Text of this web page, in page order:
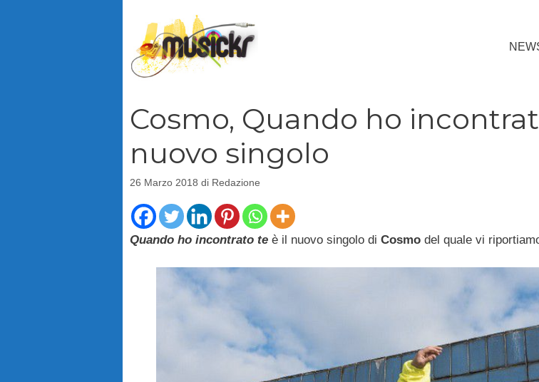
Cosmo, Quando ho
nuovo singolo
26 Marzo 2018 di Redazione
Quando ho incontrato te è il nuovo singolo di Cosmo del quale vi